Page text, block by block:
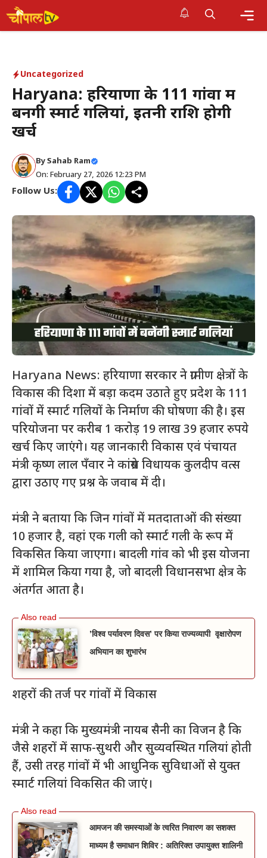
Skip
to
Uncategorized
Haryana: हरियाणा के 111 गांवों में
बनेंगी स्मार्ट गलियां, इतनी राशि होगी
खर्च
By Sahab Ram
On: February 27, 2026 12:23 PM
Follow Us:
Haryana News: हरियाणा सरकार ने ग्रामीण क्षेत्रों के
विकास की दिशा में बड़ा कदम उठाते हुए प्रदेश के 111
गांवों में स्मार्ट गलियों के निर्माण की घोषणा की है। इस
परियोजना पर करीब 1 करोड़ 19 लाख 39 हजार रुपये
खर्च किए जाएंगे। यह जानकारी विकास एवं पंचायत
मंत्री कृष्ण लाल पँवार ने कांग्रेस विधायक कुलदीप वत्स
द्वारा उठाए गए प्रश्न के जवाब में दी।
मंत्री ने बताया कि जिन गांवों में मतदाताओं की संख्या
10 हजार है, वहां एक गली को स्मार्ट गली के रूप में
विकसित किया जाएगा। बादली गांव को भी इस योजना
में शामिल किया गया है, जो बादली विधानसभा क्षेत्र के
अंतर्गत आता है।
’विश्व पर्यावरण दिवस’ पर किया राज्यव्यापी वृक्षारोपण
अभियान का शुभारंभ
शहरों की तर्ज पर गांवों में विकास
मंत्री ने कहा कि मुख्यमंत्री नायब सैनी का विजन है कि
जैसे शहरों में साफ-सुथरी और सुव्यवस्थित गलियां होती
हैं, उसी तरह गांवों में भी आधुनिक सुविधाओं से युक्त
स्मार्ट गलियां विकसित की जाएं।
आमजन की समस्याओं के त्वरित निवारण का सशक्त
माध्यम है समाधान शिविर : अतिरिक्त उपायुक्त शालिनी